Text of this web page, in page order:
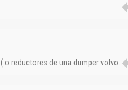
reductores de una dumper volvo.